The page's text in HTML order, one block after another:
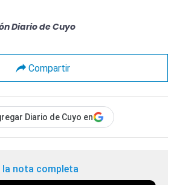
Diario de Cuyo
Compartir
Diario de Cuyo en
la nota completa